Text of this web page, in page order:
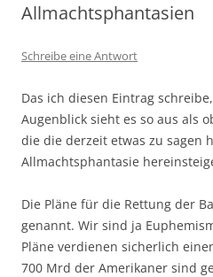
Allmachtsphantasien
Schreibe eine Antwort
Das ich diesen Eintrag
Augenblick sieht es so aus als
die die derzeit etwas zu sagen
Allmachtsphantasie
Die Pläne für die Rettung der
genannt. Wir sind ja
Pläne verdienen sicherlich
700 Mrd der Amerikaner sind